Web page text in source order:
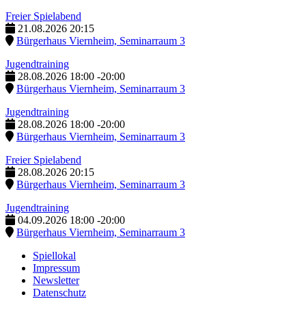
Freier Spielabend
21.08.2026 20:15
Bürgerhaus Viernheim, Seminarraum 3
Jugendtraining
28.08.2026 18:00 -20:00
Bürgerhaus Viernheim, Seminarraum 3
Jugendtraining
28.08.2026 18:00 -20:00
Bürgerhaus Viernheim, Seminarraum 3
Freier Spielabend
28.08.2026 20:15
Bürgerhaus Viernheim, Seminarraum 3
Jugendtraining
04.09.2026 18:00 -20:00
Bürgerhaus Viernheim, Seminarraum 3
Spiellokal
Impressum
Newsletter
Datenschutz